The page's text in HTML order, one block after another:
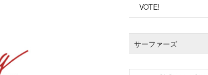
千葉南
四国
沖縄
VOTE!
サーファーズ